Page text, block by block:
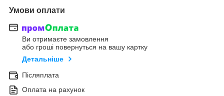
Умови оплати
Ви отримаєте замовлення
або гроші повернуться на вашу картку
Детальніше
Післяплата
Оплата на рахунок